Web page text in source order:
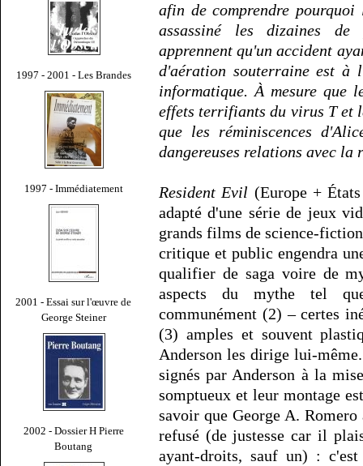
1997 - 2001 - Les Brandes
1997 - Immédiatement
2001 - Essai sur l'œuvre de
George Steiner
2002 - Dossier H Pierre
Boutang
afin de comprendre
assassiné les dizaines
apprennent qu'un accident
d'aération souterraine est à
informatique. À mesure que
effets terrifiants du virus T et
que les réminiscences
dangereuses relations avec
Resident Evil (Europe +
adapté d'une série de jeux
grands films de science-
critique et public engendra
qualifier de saga voire de
aspects du mythe tel
communément (2) – certes
(3) amples et souvent
Anderson les dirige lui-
signés par Anderson à la
somptueux et leur montage
savoir que George A.
refusé (de justesse car il
ayant-droits, sauf un) :